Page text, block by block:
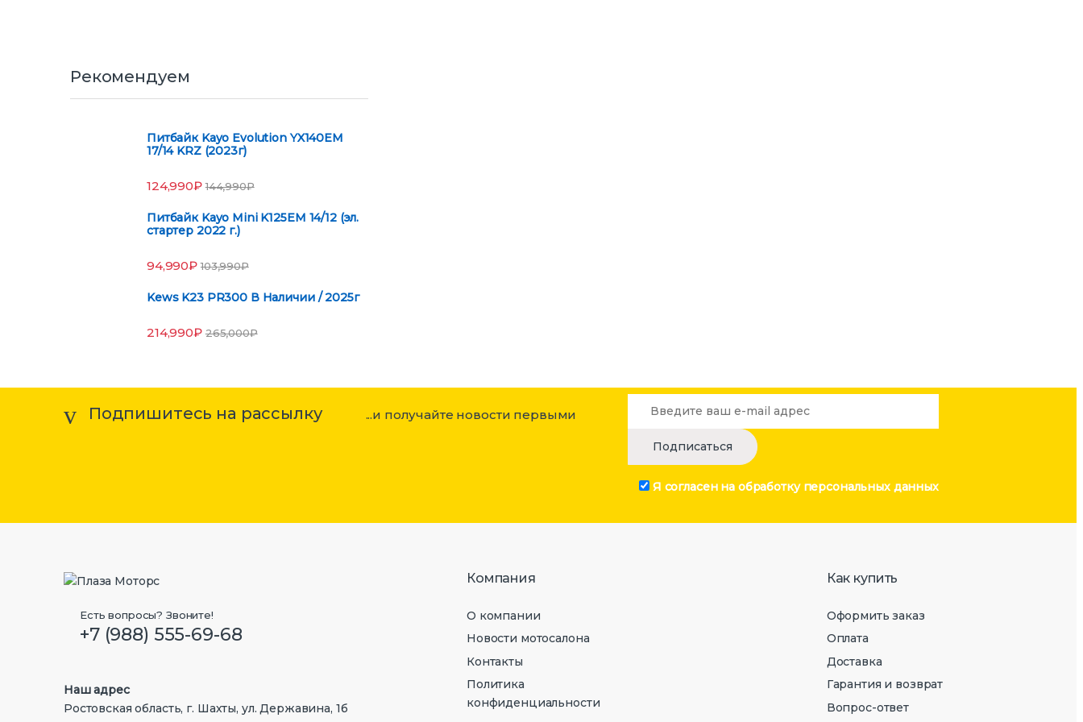
Бренды Карусель
Рекомендуем
Питбайк Kayo Evolution YX140EM
17/14 KRZ (2023г)
124,990₽ 144,990₽
Питбайк Kayo Mini K125EM 14/12 (эл.
стартер 2022 г.)
94,990₽ 103,990₽
Kews K23 PR300 В Наличии / 2025г
214,990₽ 265,000₽
Подпишитесь на рассылку ...и получайте новости первыми
Я согласен на обработку персональных данных
Есть вопросы? Звоните!
+7 (988) 555-69-68
Наш адрес
Ростовская область, г. Шахты, ул. Державина, 1б
Компания
О компании
Новости мотосалона
Контакты
Политика
конфиденциальности
Как купить
Оформить заказ
Оплата
Доставка
Гарантия и возврат
Вопрос-ответ